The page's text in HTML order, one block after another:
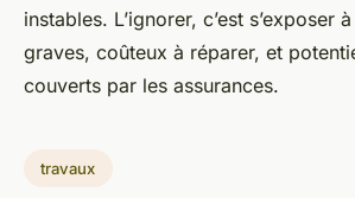
instables. L’ignorer, c’est s’exposer
graves, coûteux à réparer, et
couverts par les assurances.
travaux